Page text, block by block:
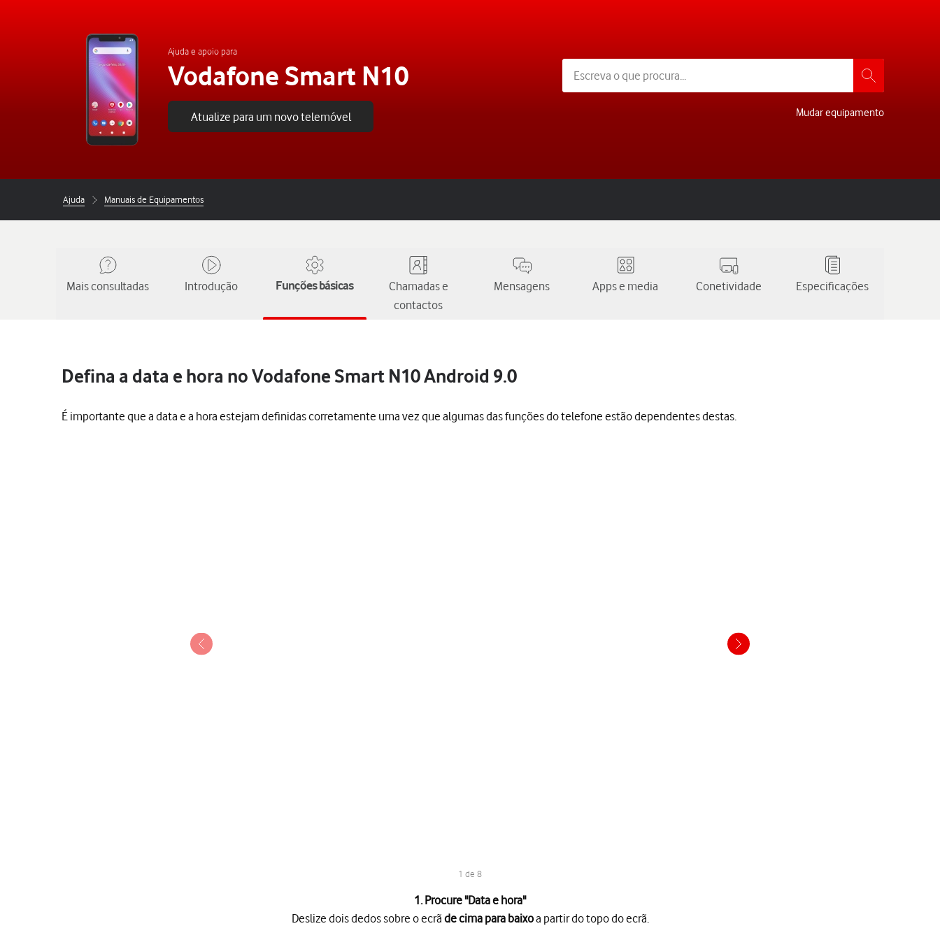
Ajuda e apoio para
Vodafone Smart N10
Atualize para um novo telemóvel Mudar equipamento
Ajuda Manuais de Equipamentos
Mais consultadas Introdução Funções básicas
Chamadas e
contactos
Mensagens Apps e media Conetividade Especificações
Defina a data e hora no Vodafone Smart N10 Android 9.0
É importante que a data e a hora estejam definidas corretamente uma vez que algumas das funções do telefone estão dependentes destas.
1 de 8
1. Procure "Data e hora"
Deslize dois dedos sobre o ecrãde cima para baixoa partir do topo do ecrã.